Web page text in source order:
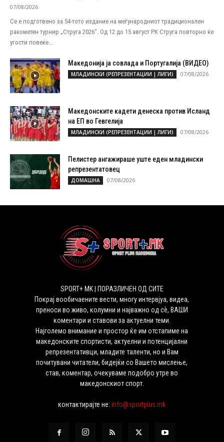
07/08/2026
Се е подготвено за 54-тото издание на меѓународниот традиционален
ракометен турнир „Струга 2026“. Од 12 до 15 август РК Струга повторно ќе
угости повеќе...
Македонија ја совлада и Португалија (ВИДЕО)
МЛАДИНСКИ (РЕПРЕЗЕНТАЦИИ | ЛИГИ) 07/08/2026
Македонските кадети денеска против Исланд
на ЕП во Гевгелија
МЛАДИНСКИ (РЕПРЕЗЕНТАЦИИ | ЛИГИ) 07/08/2026
Пелистер ангажираше уште еден младински
репрезентатовец
ДОМАШНА 07/08/2026
SPORT+ MK | ПОРАЗЛИЧЕН ОД СИТЕ
Покрај вообичаените вести, многу интервјуа, видеа,
преноси во живо, колумни и најважно од сѐ, ВАШИ
коментари и ставови за актуелни теми.
Најголемо внимание и простор ќе им отстапиме на
македонските спортисти, актуелни и потенцијални
репрезентативци, младите таленти, но и Вам
почитувани читатели, бидејќи со Вашето мислење,
став, коментар, очекуваме подобро утре во
македонскиот спорт.
контактирајте не:info@sportplus.mk